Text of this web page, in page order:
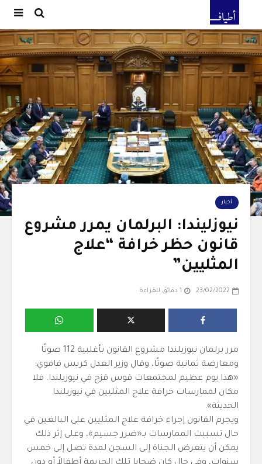
أخبار
نيوزليندا: البرلمان يمرر مشروع
قانون حظر خرافة “علاج
المثليين”
23/02/2022 1 دقائق للقراءة
مرر برلمان نيوزيلندا مشروع القانون بأغلبية 112 صوتًا
ومعارضة ثمانية صوتًا، وقال وزير العدل كريس فافوي:
«هذا يوم عظيم لمجتمعات قوس قزح في نيوزيلندا. فلا
مكان لممارسات خرافة علاج المثليين في نيوزيلندا
الحديثة».
ويجرم القانون إجراء خرافة علاج المثليين على البالغين في
حال تسببت الممارسات بـ«ضرر جسيم»، وعلى إثر ذلك
يمكن أن يتعرض الجناة إلى السجن لمدة تصل إلى خمس